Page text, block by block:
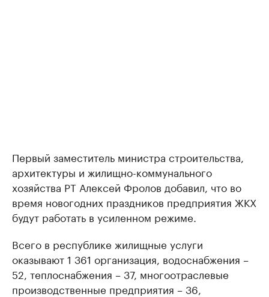
Первый заместитель министра строительства,
архитектуры и жилищно-коммунального
хозяйства РТ Алексей Фролов добавил, что во
время новогодних праздников предприятия ЖКХ
будут работать в усиленном режиме.
Всего в республике жилищные услуги
оказывают 1 361 организация, водоснабжения –
52, теплоснабжения – 37, многоотраслевые
производственные предприятия – 36,